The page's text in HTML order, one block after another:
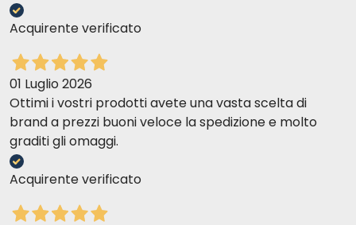
Acquirente verificato
01 Luglio 2026
Ottimi i vostri prodotti avete una vasta scelta di
brand a prezzi buoni veloce la spedizione e molto
graditi gli omaggi.
Acquirente verificato